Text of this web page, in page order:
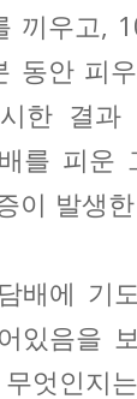
끼우고,
동안 피
한 결과
를 피운
이 발생
배에 기
있음을
엇인지